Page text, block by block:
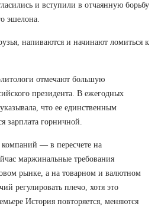
и вступили в отчаянную борьбу
эшелона.
напиваются и начинают ломиться к
отмечают большую
президента. В ежегодных
что ее единственным
зарплата горничной.
— в пересчете на
маржинальные требования
рынке, а на товарном и валютном
регулировать плечо, хотя это
История повторяется, меняются